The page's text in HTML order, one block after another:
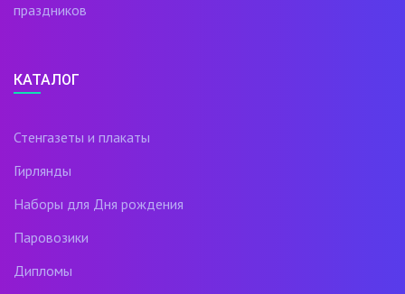
праздников
КАТАЛОГ
Стенгазеты и плакаты
Гирлянды
Наборы для Дня рождения
Паровозики
Дипломы